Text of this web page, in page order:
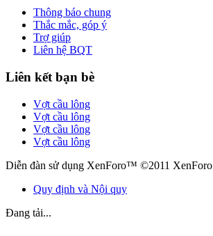
Thông báo chung
Thắc mắc, góp ý
Trợ giúp
Liên hệ BQT
Liên kết bạn bè
Vợt cầu lông
Vợt cầu lông
Vợt cầu lông
Vợt cầu lông
Diễn đàn sử dụng XenForo™ ©2011
Quy định và Nội quy
Đang tải...